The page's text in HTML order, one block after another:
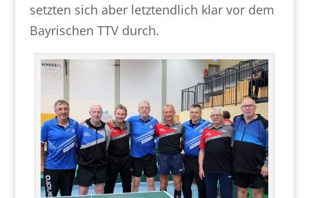
setzten sich aber letztendlich klar vor dem
Bayrischen TTV durch.